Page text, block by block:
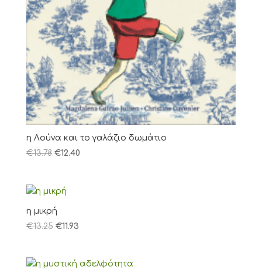
η Λούνα και το γαλάζιο δωμάτιο
€13.78 €12.40
η μικρή
€13.25 €11.93